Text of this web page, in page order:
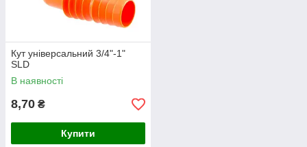
Кут універсальний 3/4"-1"
SLD
В наявності
8,70 ₴
Купити